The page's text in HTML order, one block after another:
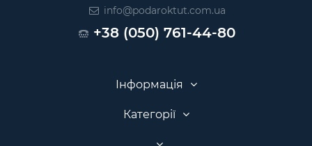
info@podaroktut.com.ua
+38 (050) 761-44-80
Інформація
Категорії